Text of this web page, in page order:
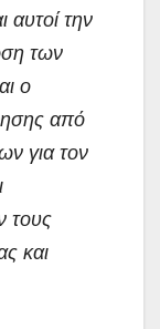
αυτοί την
των
ο
από
για τον
τους
και